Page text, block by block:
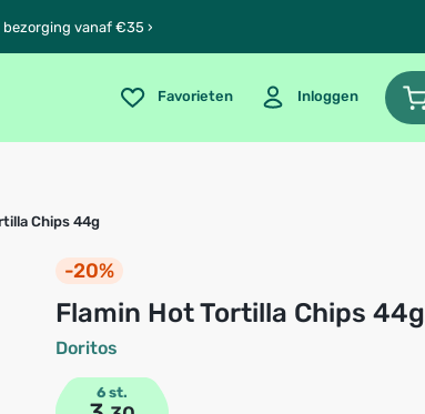
bezorging vanaf €35 ›
Favorieten Inloggen
Chips 44g
-20%
Flamin Hot Tortilla Chips 44g
Doritos
6 st.